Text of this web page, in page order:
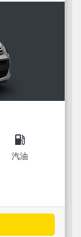
local_gas_station
汽油